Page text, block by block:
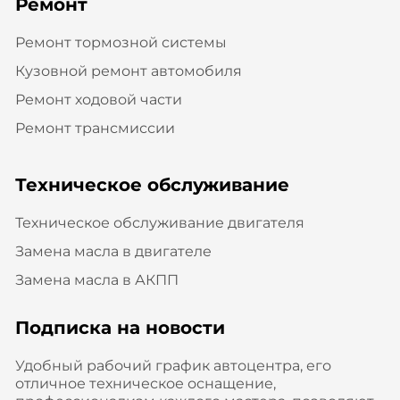
Ремонт
Ремонт тормозной системы
Кузовной ремонт автомобиля
Ремонт ходовой части
Ремонт трансмиссии
Техническое обслуживание
Техническое обслуживание двигателя
Замена масла в двигателе
Замена масла в АКПП
Подписка на новости
Удобный рабочий график автоцентра, его
отличное техническое оснащение,